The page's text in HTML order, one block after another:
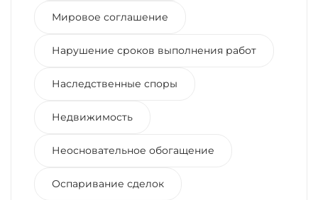
Мировое соглашение
Нарушение сроков выполнения работ
Наследственные споры
Недвижимость
Неосновательное обогащение
Оспаривание сделок